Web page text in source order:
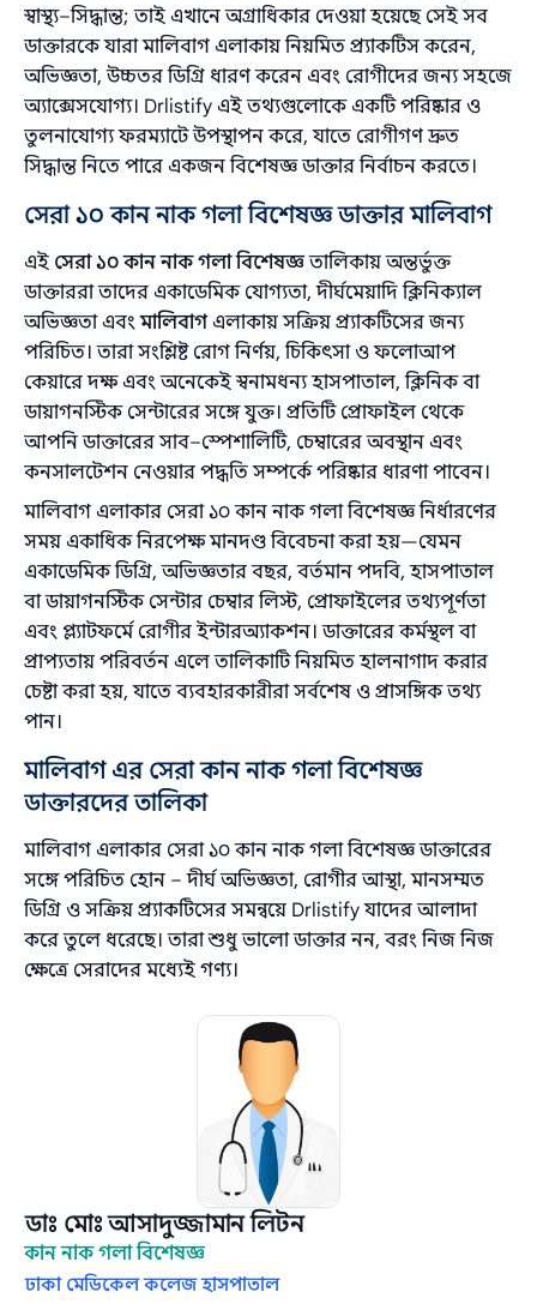
স্বাস্থ্য–সিদ্ধান্ত; তাই এখানে অগ্রাধিকার দেওয়া হয়েছে সেই সব
ডাক্তারকে যারা মালিবাগ এলাকায় নিয়মিত প্র্যাকটিস করেন,
অভিজ্ঞতা, উচ্চতর ডিগ্রি ধারণ করেন এবং রোগীদের জন্য সহজে
অ্যাক্সেসযোগ্য। Drlistify এই তথ্যগুলোকে একটি পরিষ্কার ও
তুলনাযোগ্য ফরম্যাটে উপস্থাপন করে, যাতে রোগীগণ দ্রুত
সিদ্ধান্ত নিতে পারে একজন বিশেষজ্ঞ ডাক্তার নির্বাচন করতে।
সেরা ১০ কান নাক গলা বিশেষজ্ঞ ডাক্তার মালিবাগ
এই সেরা ১০ কান নাক গলা বিশেষজ্ঞতালিকায় অন্তর্ভুক্ত
ডাক্তাররা তাদের একাডেমিক যোগ্যতা, দীর্ঘমেয়াদি ক্লিনিক্যাল
অভিজ্ঞতা এবংমালিবাগএলাকায় সক্রিয় প্র্যাকটিসের জন্য
পরিচিত। তারা সংশ্লিষ্ট রোগ নির্ণয়, চিকিৎসা ও ফলোআপ
কেয়ারে দক্ষ এবং অনেকেই স্বনামধন্য হাসপাতাল, ক্লিনিক বা
ডায়াগনস্টিক সেন্টারের সঙ্গে যুক্ত। প্রতিটি প্রোফাইল থেকে
আপনি ডাক্তারের সাব–স্পেশালিটি, চেম্বারের অবস্থান এবং
কনসালটেশন নেওয়ার পদ্ধতি সম্পর্কে পরিষ্কার ধারণা পাবেন।
মালিবাগ এলাকার সেরা ১০ কান নাক গলা বিশেষজ্ঞ নির্ধারণের
সময় একাধিক নিরপেক্ষ মানদণ্ড বিবেচনা করা হয়—যেমন
একাডেমিক ডিগ্রি, অভিজ্ঞতার বছর, বর্তমান পদবি, হাসপাতাল
বা ডায়াগনস্টিক সেন্টার চেম্বার লিস্ট, প্রোফাইলের তথ্যপূর্ণতা
এবং প্ল্যাটফর্মে রোগীর ইন্টারঅ্যাকশন। ডাক্তারের কর্মস্থল বা
প্রাপ্যতায় পরিবর্তন এলে তালিকাটি নিয়মিত হালনাগাদ করার
চেষ্টা করা হয়, যাতে ব্যবহারকারীরা সর্বশেষ ও প্রাসঙ্গিক তথ্য
পান।
মালিবাগ এর সেরা কান নাক গলা বিশেষজ্ঞ
ডাক্তারদের তালিকা
মালিবাগ এলাকার সেরা ১০ কান নাক গলা বিশেষজ্ঞ ডাক্তারের
সঙ্গে পরিচিত হোন – দীর্ঘ অভিজ্ঞতা, রোগীর আস্থা, মানসম্মত
ডিগ্রি ও সক্রিয় প্র্যাকটিসের সমন্বয়ে Drlistify যাদের আলাদা
করে তুলে ধরেছে। তারা শুধু ভালো ডাক্তার নন, বরং নিজ নিজ
ক্ষেত্রে সেরাদের মধ্যেই গণ্য।
ডাঃ মোঃ আসাদুজ্জামান লিটন
কান নাক গলা বিশেষজ্ঞ
ঢাকা মেডিকেল কলেজ হাসপাতাল